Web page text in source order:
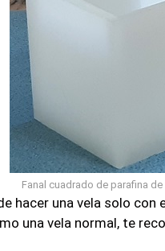
Fanal cuadrado de parafina de
hacer una vela solo con
una vela normal, te